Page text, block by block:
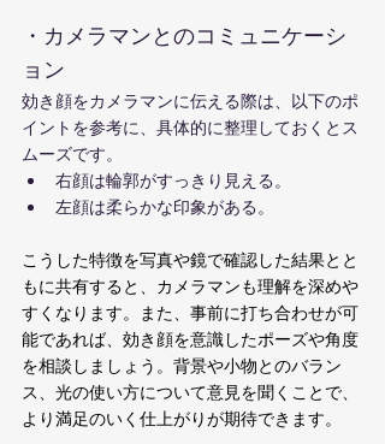
・カメラマンとのコミュニケーシ
ョン
効き顔をカメラマンに伝える際は、以下のポ
イントを参考に、具体的に整理しておくとス
ムーズです。
右顔は輪郭がすっきり見える。
左顔は柔らかな印象がある。
こうした特徴を写真や鏡で確認した結果とと
もに共有すると、カメラマンも理解を深めや
すくなります。また、事前に打ち合わせが可
能であれば、効き顔を意識したポーズや角度
を相談しましょう。背景や小物とのバラン
ス、光の使い方について意見を聞くことで、
より満足のいく仕上がりが期待できます。